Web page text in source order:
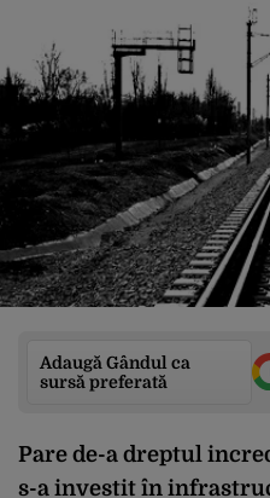
Adaugă Gândul ca
sursă preferată
Pare de-a dreptul
s-a investit în